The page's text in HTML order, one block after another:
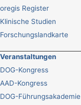
oregis Register
Klinische Studien
Forschungslandkarte
Veranstaltungen
DOG-Kongress
AAD-Kongress
DOG-Führungsakademie